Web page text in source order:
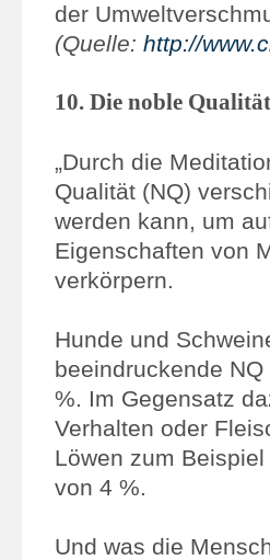
der
(Quelle: http://
10. Die noble
„Durch die
Qualität (NQ)
werden kann, um
Eigenschaften von
verkörpern.
Hunde und
beeindruckende
%. Im Gegensatz
Verhalten oder
Löwen zum
von 4 %.
Und was die